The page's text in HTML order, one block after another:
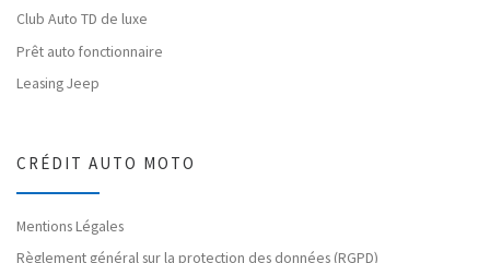
Club Auto TD de luxe
Prêt auto fonctionnaire
Leasing Jeep
CRÉDIT AUTO MOTO
Mentions Légales
Règlement général sur la protection des données (RGPD)